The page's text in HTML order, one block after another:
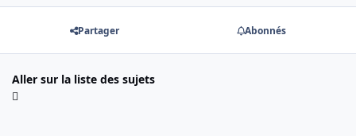
Partager Abonnés
Aller sur la liste des sujets